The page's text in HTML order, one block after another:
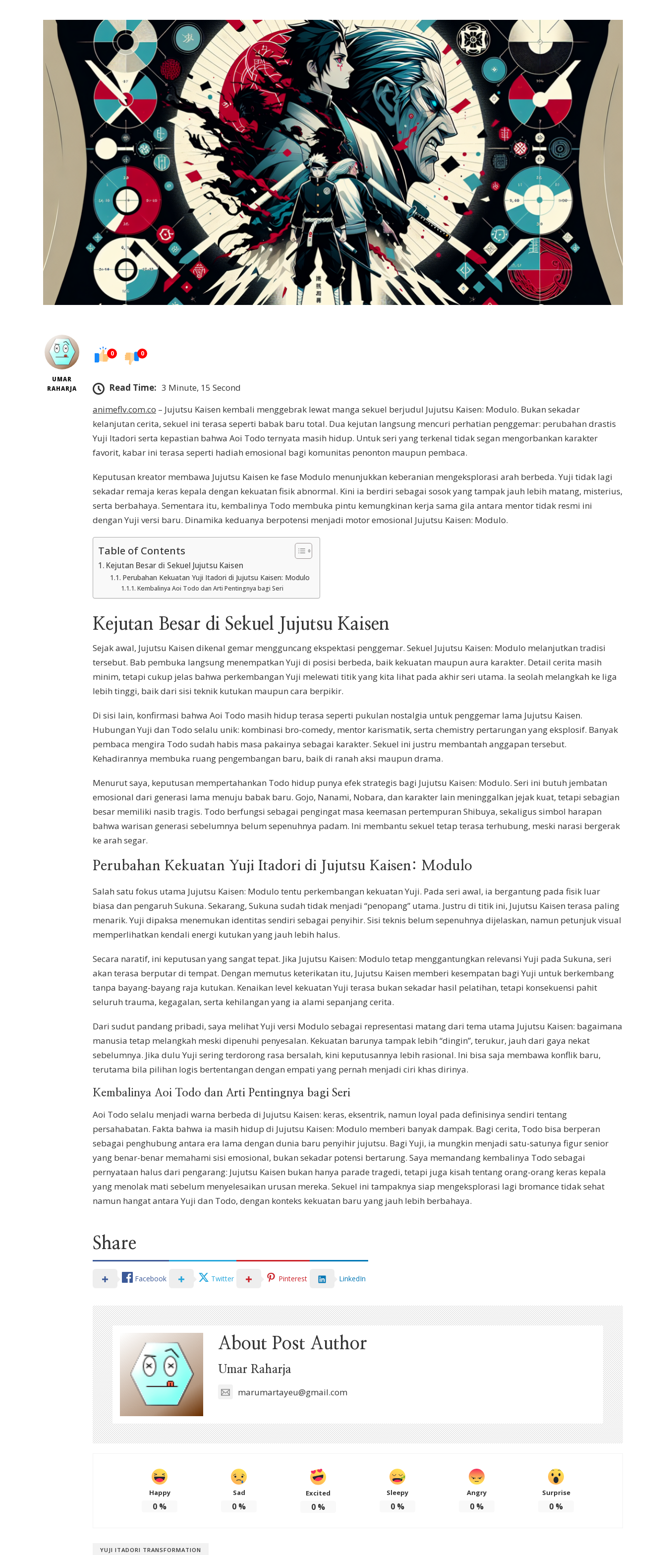
UMAR
RAHARJA
0 0
Read Time: 3 Minute, 15 Second
animeflv.com.co – Jujutsu Kaisen kembali menggebrak lewat manga sekuel berjudul Jujutsu Kaisen: Modulo. Bukan sekadar
kelanjutan cerita, sekuel ini terasa seperti babak baru total. Dua kejutan langsung mencuri perhatian penggemar: perubahan drastis
Yuji Itadori serta kepastian bahwa Aoi Todo ternyata masih hidup. Untuk seri yang terkenal tidak segan mengorbankan karakter
favorit, kabar ini terasa seperti hadiah emosional bagi komunitas penonton maupun pembaca.
Keputusan kreator membawa Jujutsu Kaisen ke fase Modulo menunjukkan keberanian mengeksplorasi arah berbeda. Yuji tidak lagi
sekadar remaja keras kepala dengan kekuatan fisik abnormal. Kini ia berdiri sebagai sosok yang tampak jauh lebih matang, misterius,
serta berbahaya. Sementara itu, kembalinya Todo membuka pintu kemungkinan kerja sama gila antara mentor tidak resmi ini
dengan Yuji versi baru. Dinamika keduanya berpotensi menjadi motor emosional Jujutsu Kaisen: Modulo.
Table of Contents
Kejutan Besar di Sekuel Jujutsu Kaisen
Perubahan Kekuatan Yuji Itadori di Jujutsu Kaisen: Modulo
Kembalinya Aoi Todo dan Arti Pentingnya bagi Seri
Kejutan Besar di Sekuel Jujutsu Kaisen
Sejak awal, Jujutsu Kaisen dikenal gemar mengguncang ekspektasi penggemar. Sekuel Jujutsu Kaisen: Modulo melanjutkan tradisi
tersebut. Bab pembuka langsung menempatkan Yuji di posisi berbeda, baik kekuatan maupun aura karakter. Detail cerita masih
minim, tetapi cukup jelas bahwa perkembangan Yuji melewati titik yang kita lihat pada akhir seri utama. Ia seolah melangkah ke liga
lebih tinggi, baik dari sisi teknik kutukan maupun cara berpikir.
Di sisi lain, konfirmasi bahwa Aoi Todo masih hidup terasa seperti pukulan nostalgia untuk penggemar lama Jujutsu Kaisen.
Hubungan Yuji dan Todo selalu unik: kombinasi bro-comedy, mentor karismatik, serta chemistry pertarungan yang eksplosif. Banyak
pembaca mengira Todo sudah habis masa pakainya sebagai karakter. Sekuel ini justru membantah anggapan tersebut.
Kehadirannya membuka ruang pengembangan baru, baik di ranah aksi maupun drama.
Menurut saya, keputusan mempertahankan Todo hidup punya efek strategis bagi Jujutsu Kaisen: Modulo. Seri ini butuh jembatan
emosional dari generasi lama menuju babak baru. Gojo, Nanami, Nobara, dan karakter lain meninggalkan jejak kuat, tetapi sebagian
besar memiliki nasib tragis. Todo berfungsi sebagai pengingat masa keemasan pertempuran Shibuya, sekaligus simbol harapan
bahwa warisan generasi sebelumnya belum sepenuhnya padam. Ini membantu sekuel tetap terasa terhubung, meski narasi bergerak
ke arah segar.
Perubahan Kekuatan Yuji Itadori di Jujutsu Kaisen: Modulo
Salah satu fokus utama Jujutsu Kaisen: Modulo tentu perkembangan kekuatan Yuji. Pada seri awal, ia bergantung pada fisik luar
biasa dan pengaruh Sukuna. Sekarang, Sukuna sudah tidak menjadi “penopang” utama. Justru di titik ini, Jujutsu Kaisen terasa paling
menarik. Yuji dipaksa menemukan identitas sendiri sebagai penyihir. Sisi teknis belum sepenuhnya dijelaskan, namun petunjuk visual
memperlihatkan kendali energi kutukan yang jauh lebih halus.
Secara naratif, ini keputusan yang sangat tepat. Jika Jujutsu Kaisen: Modulo tetap menggantungkan relevansi Yuji pada Sukuna, seri
akan terasa berputar di tempat. Dengan memutus keterikatan itu, Jujutsu Kaisen memberi kesempatan bagi Yuji untuk berkembang
tanpa bayang-bayang raja kutukan. Kenaikan level kekuatan Yuji terasa bukan sekadar hasil pelatihan, tetapi konsekuensi pahit
seluruh trauma, kegagalan, serta kehilangan yang ia alami sepanjang cerita.
Dari sudut pandang pribadi, saya melihat Yuji versi Modulo sebagai representasi matang dari tema utama Jujutsu Kaisen: bagaimana
manusia tetap melangkah meski dipenuhi penyesalan. Kekuatan barunya tampak lebih “dingin”, terukur, jauh dari gaya nekat
sebelumnya. Jika dulu Yuji sering terdorong rasa bersalah, kini keputusannya lebih rasional. Ini bisa saja membawa konflik baru,
terutama bila pilihan logis bertentangan dengan empati yang pernah menjadi ciri khas dirinya.
Kembalinya Aoi Todo dan Arti Pentingnya bagi Seri
Aoi Todo selalu menjadi warna berbeda di Jujutsu Kaisen: keras, eksentrik, namun loyal pada definisinya sendiri tentang
persahabatan. Fakta bahwa ia masih hidup di Jujutsu Kaisen: Modulo memberi banyak dampak. Bagi cerita, Todo bisa berperan
sebagai penghubung antara era lama dengan dunia baru penyihir jujutsu. Bagi Yuji, ia mungkin menjadi satu-satunya figur senior
yang benar-benar memahami sisi emosional, bukan sekadar potensi bertarung. Saya memandang kembalinya Todo sebagai
pernyataan halus dari pengarang: Jujutsu Kaisen bukan hanya parade tragedi, tetapi juga kisah tentang orang-orang keras kepala
yang menolak mati sebelum menyelesaikan urusan mereka. Sekuel ini tampaknya siap mengeksplorasi lagi bromance tidak sehat
namun hangat antara Yuji dan Todo, dengan konteks kekuatan baru yang jauh lebih berbahaya.
Share
Facebook Twitter Pinterest LinkedIn
About Post Author
Umar Raharja
marumartayeu@gmail.com
Happy
0 %
Sad
0 %
Excited
0 %
Sleepy
0 %
Angry
0 %
Surprise
0 %
YUJI ITADORI TRANSFORMATION